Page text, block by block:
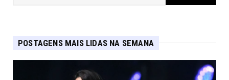
POSTAGENS MAIS LIDAS NA SEMANA